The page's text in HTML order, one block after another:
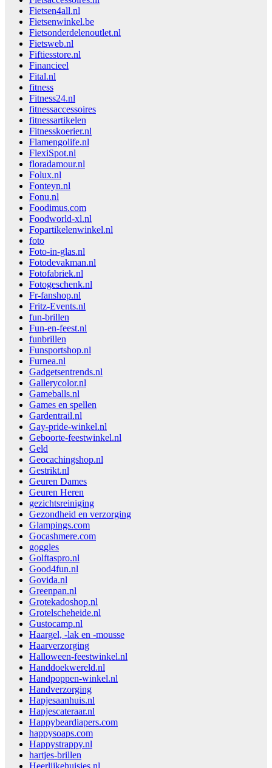
Fietsen4all.nl
Fietsenwinkel.be
Fietsonderdelenoutlet.nl
Fietsweb.nl
Fiftiesstore.nl
Financieel
Fital.nl
fitness
Fitness24.nl
fitnessaccessoires
fitnessartikelen
Fitnesskoerier.nl
Flamengolife.nl
FlexiSpot.nl
floradamour.nl
Folux.nl
Fonteyn.nl
Fonu.nl
Foodimus.com
Foodworld-xl.nl
Fopartikelenwinkel.nl
foto
Foto-in-glas.nl
Fotodevakman.nl
Fotofabriek.nl
Fotogeschenk.nl
Fr-fanshop.nl
Fritz-Events.nl
fun-brillen
Fun-en-feest.nl
funbrillen
Funsportshop.nl
Furnea.nl
Gadgetsentrends.nl
Gallerycolor.nl
Gameballs.nl
Games en spellen
Gardentrail.nl
Gay-pride-winkel.nl
Geboorte-feestwinkel.nl
Geld
Geocachingshop.nl
Gestrikt.nl
Geuren Dames
Geuren Heren
gezichtsreiniging
Gezondheid en verzorging
Glampings.com
Gocashmere.com
goggles
Golftaspro.nl
Good4fun.nl
Govida.nl
Greenpan.nl
Grotekadoshop.nl
Grotelscheheide.nl
Gustocamp.nl
Haargel, -lak en -mousse
Haarverzorging
Halloween-feestwinkel.nl
Handdoekwereld.nl
Handpoppen-winkel.nl
Handverzorging
Hapjesaanhuis.nl
Hapjescateraar.nl
Happybeardiapers.com
happysoaps.com
Happystrappy.nl
hartjes-brillen
Heerlijkehuisjes.nl